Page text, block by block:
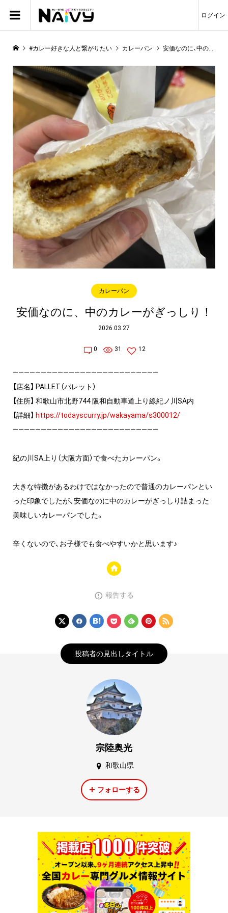
ログイン
#カレー好きな人と繋がりたい カレーパン 安価なのに、中のカレーがぎっしり！
カレーパン
安価なのに、中のカレーがぎっしり！
2026.03.27
0 31 12
——————————————————————————
【店名】 PALLET（パレット）
【住所】 和歌山市北野744 阪和自動車道上り線紀ノ川SA内
【詳細】 https://todayscurry.jp/wakayama/s300012/
——————————————————————————
紀の川SA上り（大阪方面）で食べたカレーパン。
大きな特徴があるわけではなかったので普通のカレーパンとい
った印象でしたが、安価なのに中のカレーがぎっしり詰まった
美味しいカレーパンでした。
辛くないので、お子様でも食べやすいかと思います♪
報告する
投稿者の見出しタイトル
宗陸奥光
和歌山県
フォローする